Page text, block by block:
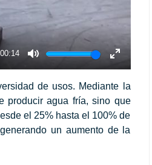
00:14
Mute
Enter
fullscreen
de usos. Mediante la
producir agua fría, sino que
el 25% hasta el 100% de
un aumento de la